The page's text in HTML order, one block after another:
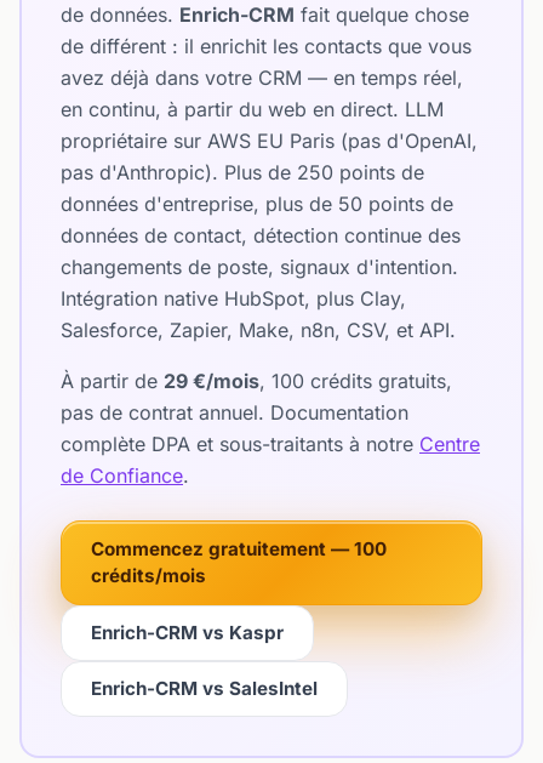
de données. Enrich-CRM fait quelque chose
de différent : il enrichit les contacts que vous
avez déjà dans votre CRM — en temps réel,
en continu, à partir du web en direct. LLM
propriétaire sur AWS EU Paris (pas d'OpenAI,
pas d'Anthropic). Plus de 250 points de
données d'entreprise, plus de 50 points de
données de contact, détection continue des
changements de poste, signaux d'intention.
Intégration native HubSpot, plus Clay,
Salesforce, Zapier, Make, n8n, CSV, et API.
À partir de 29 €/mois, 100 crédits gratuits,
pas de contrat annuel. Documentation
complète DPA et sous-traitants à notre Centre
de Confiance.
Commencez gratuitement — 100
crédits/mois
Enrich-CRM vs Kaspr
Enrich-CRM vs SalesIntel